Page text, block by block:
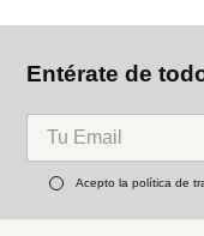
Entérate de
Acepto la política de